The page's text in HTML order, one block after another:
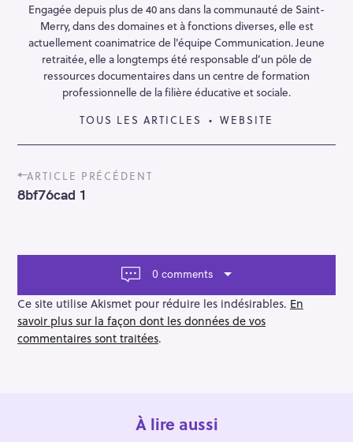
Engagée depuis plus de 40 ans dans la communauté de Saint-
Merry, dans des domaines et à fonctions diverses, elle est
actuellement coanimatrice de l'équipe Communication. Jeune
retraitée, elle a longtemps été responsable d’un pôle de
ressources documentaires dans un centre de formation
professionnelle de la filière éducative et sociale.
TOUS LES ARTICLES
WEBSITE
P
o
s
a
g
a
t
i
ARTICLE PRÉCÉDENT
8bf76cad 1
0 comments
Ce site utilise Akismet pour réduire les indésirables. En
savoir plus sur la façon dont les données de vos
commentaires sont traitées.
À lire aussi